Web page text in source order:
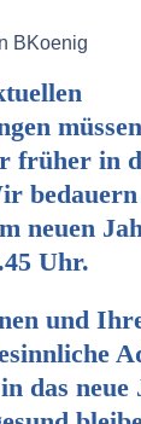
BKoenig
früher in
bedauern
neuen
Uhr.
und
das neue